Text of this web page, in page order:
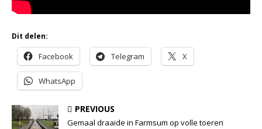
Dit delen:
Facebook Telegram X
WhatsApp
PREVIOUS
Gemaal draaide in Farmsum op volle toeren